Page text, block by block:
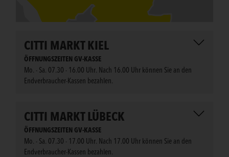
CITTI MARKT KIEL
ÖFFNUNGSZEITEN GV-KASSE
Mo. - Sa. 07.30 - 16.00 Uhr. Nach 16.00 Uhr können Sie an den
Endverbraucher-Kassen bezahlen.
CITTI MARKT LÜBECK
ÖFFNUNGSZEITEN GV-KASSE
Mo. - Sa. 07.30 - 17.00 Uhr. Nach 17.00 Uhr können Sie an den
Endverbraucher-Kassen bezahlen.